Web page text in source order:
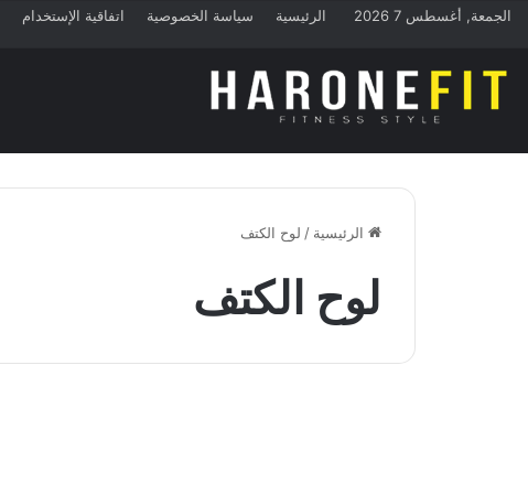
الجمعة, أغسطس 7 2026 الرئيسية سياسة الخصوصية اتفاقية الإستخدام
الرئيسية / لوح الكتف
لوح الكتف